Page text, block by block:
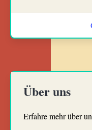
Über uns
Erfahre mehr über